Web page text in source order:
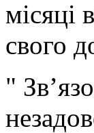
місяці
свого
"